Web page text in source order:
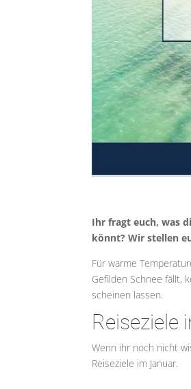
Ihr fragt euch, was
könnt? Wir stellen
Für warme
Gefilden Schnee fällt,
scheinen lassen.
Reiseziele
Wenn ihr noch nicht
Reiseziele im Januar.